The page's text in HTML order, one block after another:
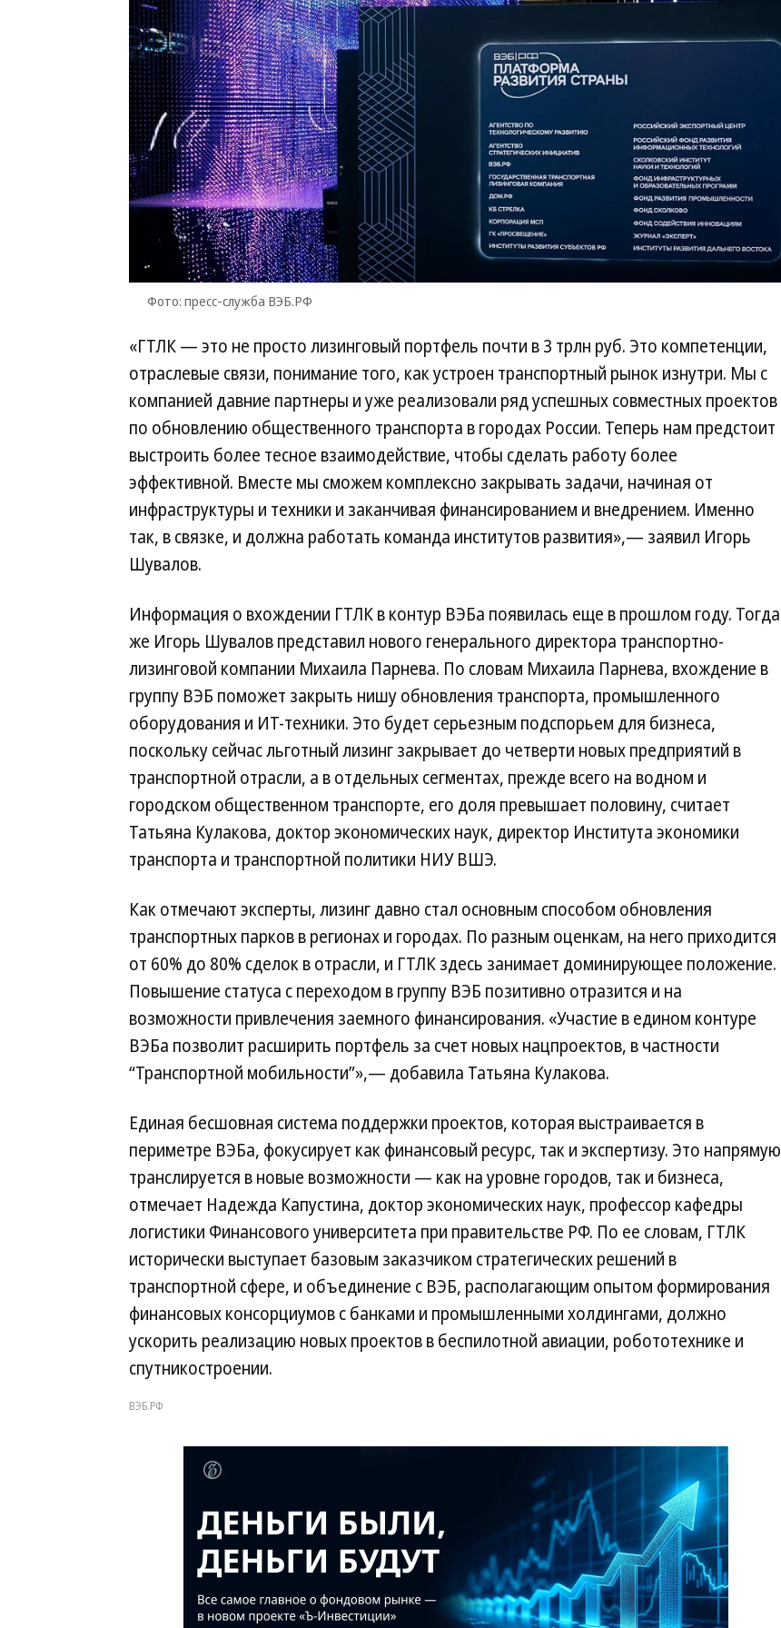
Фото: пресс-служба ВЭБ.РФ
«ГТЛК — это не просто лизинговый портфель почти в 3 трлн руб. Это компетенции,
отраслевые связи, понимание того, как устроен транспортный рынок изнутри. Мы с
компанией давние партнеры и уже реализовали ряд успешных совместных проектов
по обновлению общественного транспорта в городах России. Теперь нам предстоит
выстроить более тесное взаимодействие, чтобы сделать работу более
эффективной. Вместе мы сможем комплексно закрывать задачи, начиная от
инфраструктуры и техники и заканчивая финансированием и внедрением. Именно
так, в связке, и должна работать команда институтов развития»,— заявил Игорь
Шувалов.
Информация о вхождении ГТЛК в контур ВЭБа появилась еще в прошлом году. Тогда
же Игорь Шувалов представил нового генерального директора транспортно-
лизинговой компании Михаила Парнева. По словам Михаила Парнева, вхождение в
группу ВЭБ поможет закрыть нишу обновления транспорта, промышленного
оборудования и ИТ-техники. Это будет серьезным подспорьем для бизнеса,
поскольку сейчас льготный лизинг закрывает до четверти новых предприятий в
транспортной отрасли, а в отдельных сегментах, прежде всего на водном и
городском общественном транспорте, его доля превышает половину, считает
Татьяна Кулакова, доктор экономических наук, директор Института экономики
транспорта и транспортной политики НИУ ВШЭ.
Как отмечают эксперты, лизинг давно стал основным способом обновления
транспортных парков в регионах и городах. По разным оценкам, на него приходится
от 60% до 80% сделок в отрасли, и ГТЛК здесь занимает доминирующее положение.
Повышение статуса с переходом в группу ВЭБ позитивно отразится и на
возможности привлечения заемного финансирования. «Участие в едином контуре
ВЭБа позволит расширить портфель за счет новых нацпроектов, в частности
“Транспортной мобильности”»,— добавила Татьяна Кулакова.
Единая бесшовная система поддержки проектов, которая выстраивается в
периметре ВЭБа, фокусирует как финансовый ресурс, так и экспертизу. Это напрямую
транслируется в новые возможности — как на уровне городов, так и бизнеса,
отмечает Надежда Капустина, доктор экономических наук, профессор кафедры
логистики Финансового университета при правительстве РФ. По ее словам, ГТЛК
исторически выступает базовым заказчиком стратегических решений в
транспортной сфере, и объединение с ВЭБ, располагающим опытом формирования
финансовых консорциумов с банками и промышленными холдингами, должно
ускорить реализацию новых проектов в беспилотной авиации, робототехнике и
спутникостроении.
ВЭБ.РФ